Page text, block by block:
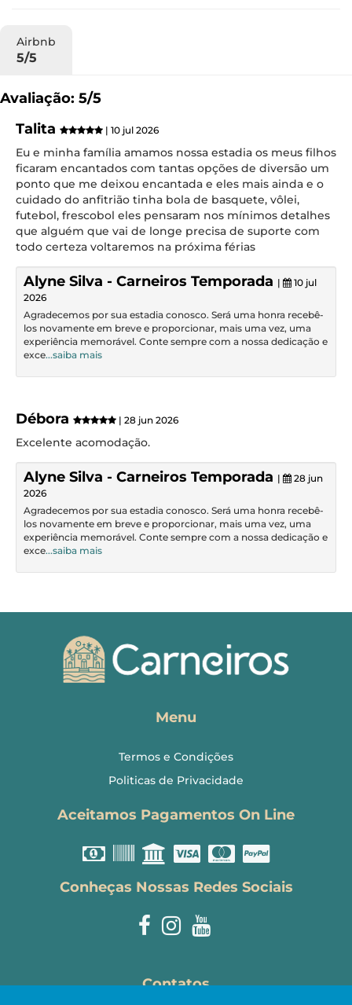
Airbnb
5/5
Avaliação: 5/5
Talita
| 10 jul 2026
Eu e minha família amamos nossa estadia os meus filhos
ficaram encantados com tantas opções de diversão um
ponto que me deixou encantada e eles mais ainda e o
cuidado do anfitrião tinha bola de basquete, vôlei,
futebol, frescobol eles pensaram nos mínimos detalhes
que alguém que vai de longe precisa de suporte com
todo certeza voltaremos na próxima férias
Alyne Silva - Carneiros Temporada |
10 jul
2026
Agradecemos por sua estadia conosco. Será uma honra recebê-
los novamente em breve e proporcionar, mais uma vez, uma
experiência memorável. Conte sempre com a nossa dedicação e
exce...saiba mais
Débora | 28 jun 2026
Excelente acomodação.
Alyne Silva - Carneiros Temporada |
28 jun
2026
Agradecemos por sua estadia conosco. Será uma honra recebê-
los novamente em breve e proporcionar, mais uma vez, uma
experiência memorável. Conte sempre com a nossa dedicação e
exce...saiba mais
Menu
Termos e Condições
Politicas de Privacidade
Aceitamos Pagamentos On Line
Conheças Nossas Redes Sociais
Contatos